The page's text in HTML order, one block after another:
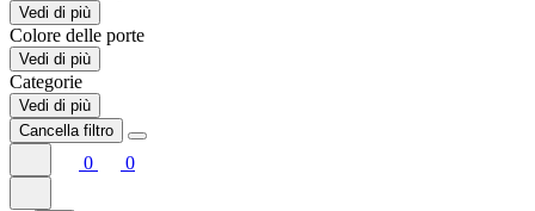
Vedi di più
Colore delle porte
Vedi di più
Categorie
Vedi di più
Cancella filtro
0 0